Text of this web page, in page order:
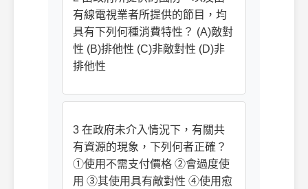
有線電視業者所提供的節目，均
具有下列何種消費特性？ (A)敵對
性 (B)排他性 (C)非敵對性 (D)非
排他性
3 在政府未介入情況下，有關共
有資源的現象，下列何者正確？
①使用不需支付價格 ②會過度使
用 ③其使用具有敵對性 ④使用愈